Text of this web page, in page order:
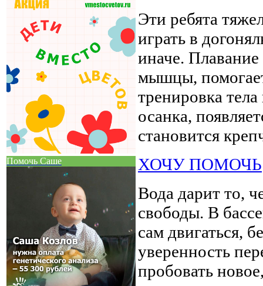
Помочь Саше
Эти ребята
играть в
иначе. Плавание
мышцы,
тренировка
осанка,
становится
ХОЧУ ПОМОЧЬ
Вода дарит то,
свободы. В
сам двигаться,
уверенность
пробовать